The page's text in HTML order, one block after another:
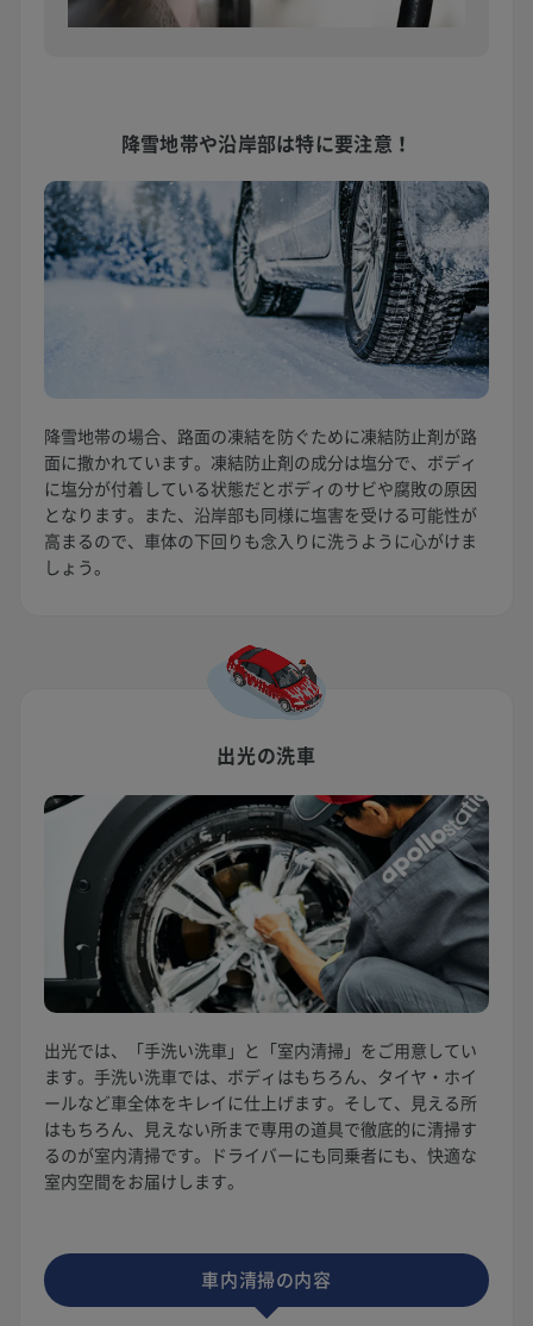
降雪地帯や沿岸部は特に要注意！
降雪地帯の場合、路面の凍結を防ぐために凍結防止剤が路
面に撒かれています。凍結防止剤の成分は塩分で、ボディ
に塩分が付着している状態だとボディのサビや腐敗の原因
となります。また、沿岸部も同様に塩害を受ける可能性が
高まるので、車体の下回りも念入りに洗うように心がけま
しょう。
出光の洗車
出光では、「手洗い洗車」と「室内清掃」をご用意してい
ます。手洗い洗車では、ボディはもちろん、タイヤ・ホイ
ールなど車全体をキレイに仕上げます。そして、見える所
はもちろん、見えない所まで専用の道具で徹底的に清掃す
るのが室内清掃です。ドライバーにも同乗者にも、快適な
室内空間をお届けします。
車内清掃の内容